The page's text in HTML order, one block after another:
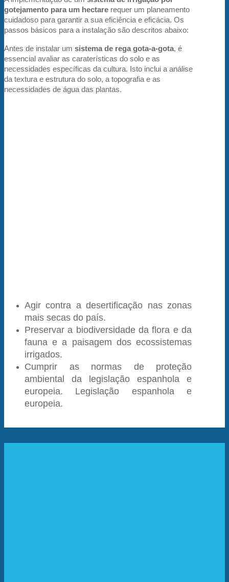
gotejamento para um hectare requer um planeamento
cuidadoso para garantir a sua eficiência e eficácia. Os
passos básicos para a instalação são descritos abaixo:
Antes de instalar um sistema de rega gota-a-gota, é
essencial avaliar as caraterísticas do solo e as
necessidades específicas da cultura. Isto inclui a análise
da textura e estrutura do solo, a topografia e as
necessidades de água das plantas.
Agir contra a desertificação nas zonas
mais secas do país.
Preservar a biodiversidade da flora e da
fauna e a paisagem dos ecossistemas
irrigados.
Cumprir as normas de proteção
ambiental da legislação espanhola e
europeia.
Legislação espanhola e
europeia.